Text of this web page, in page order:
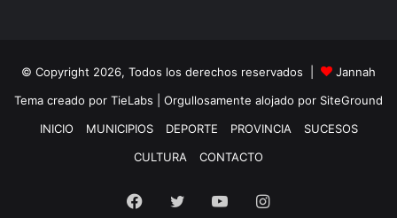
© Copyright 2026, Todos los derechos reservados |
Jannah
Tema creado por TieLabs | Orgullosamente alojado por SiteGround
INICIO
MUNICIPIOS DEPORTE PROVINCIA
SUCESOS
CULTURA
CONTACTO
Facebook
TwitterYouTubeInstagram